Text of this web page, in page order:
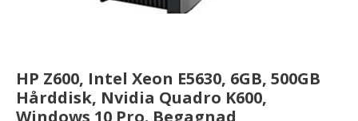
HP Z600, Intel Xeon E5630, 6GB, 500GB
Hårddisk, Nvidia Quadro K600,
Windows 10 Pro. Begagnad